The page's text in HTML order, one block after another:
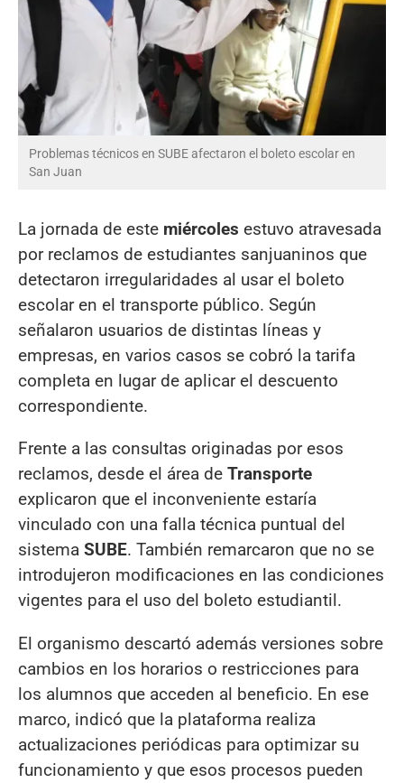
Problemas técnicos en SUBE afectaron el boleto escolar en
San Juan
La jornada de este miércoles estuvo atravesada
por reclamos de estudiantes sanjuaninos que
detectaron irregularidades al usar el boleto
escolar en el transporte público. Según
señalaron usuarios de distintas líneas y
empresas, en varios casos se cobró la tarifa
completa en lugar de aplicar el descuento
correspondiente.
Frente a las consultas originadas por esos
reclamos, desde el área de Transporte
explicaron que el inconveniente estaría
vinculado con una falla técnica puntual del
sistema SUBE. También remarcaron que no se
introdujeron modificaciones en las condiciones
vigentes para el uso del boleto estudiantil.
El organismo descartó además versiones sobre
cambios en los horarios o restricciones para
los alumnos que acceden al beneficio. En ese
marco, indicó que la plataforma realiza
actualizaciones periódicas para optimizar su
funcionamiento y que esos procesos pueden